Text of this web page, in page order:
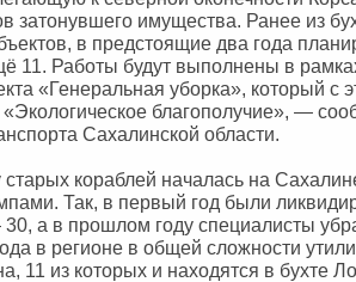
затонувшего имущества. Ранее из
в предстоящие два года
11. Работы будут выполнены в
«Генеральная уборка», который с
благополучие», —
Сахалинской области.
кораблей началась на
Так, в первый год были
а в прошлом году специалисты
в регионе в общей сложности
11 из которых и находятся в бухте